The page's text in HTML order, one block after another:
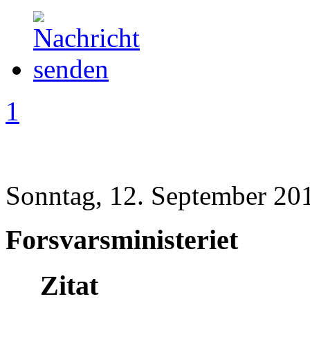
1
Sonntag, 12. September
Forsvarsministeriet
Zitat